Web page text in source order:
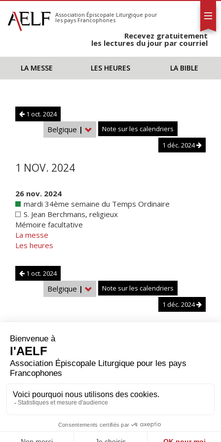
S'abonner
Calendrier
Association Épiscopale Liturgique pour
les pays Francophones
Recevez gratuitement
les lectures du jour par courriel
LA MESSE LES HEURES LA BIBLE
1 oct. 2024
Belgique |
Note sur les calendriers
1 déc. 2024
1 NOV. 2024
26 nov. 2024
mardi 34ème semaine du Temps Ordinaire
S. Jean Berchmans, religieux
Mémoire facultative
La messe
Les heures
1 oct. 2024
Belgique |
Note sur les calendriers
1 déc. 2024